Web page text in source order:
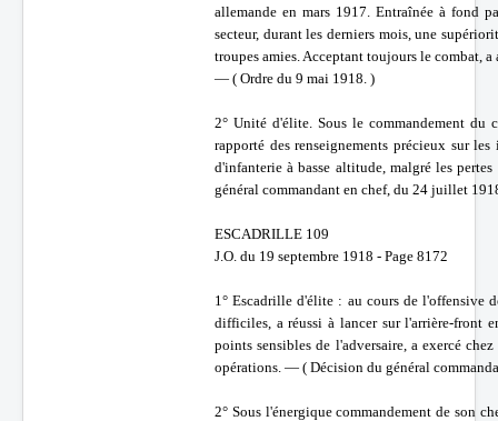
allemande en mars 1917. Entraînée à fond
secteur, durant les derniers mois, une
troupes amies. Acceptant toujours le combat,
— ( Ordre du 9 mai 1918. )
2° Unité d'élite. Sous le commandement du
rapporté des renseignements précieux sur
d'infanterie à basse altitude, malgré les
général commandant en chef, du 24 juillet
ESCADRILLE 109
J.O. du 19 septembre 1918 - Page 8172
1° Escadrille d'élite : au cours de l'offensive
difficiles, a réussi à lancer sur l'arrière-front
points sensibles de l'adversaire, a exercé
opérations. — ( Décision du général
2° Sous l'énergique commandement de son